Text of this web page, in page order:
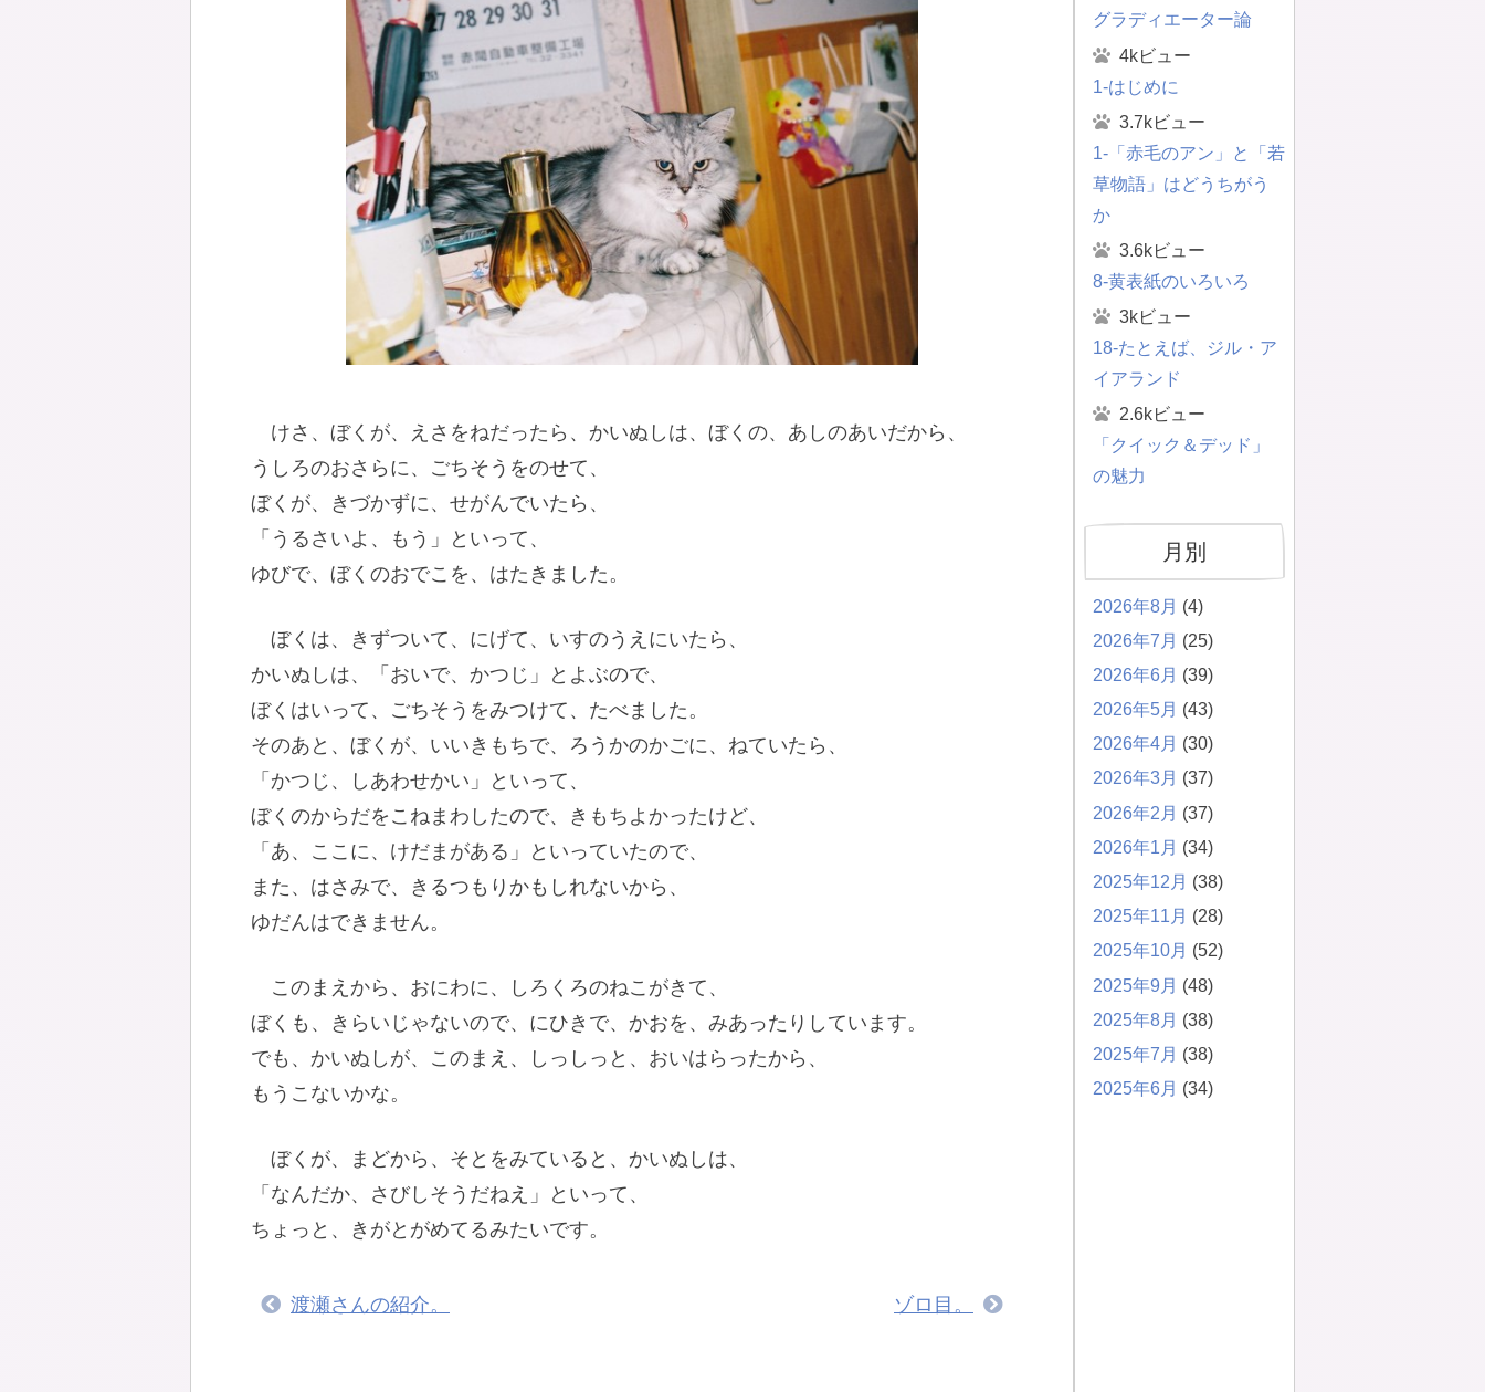
けさ、ぼくが、えさをねだったら、かいぬしは、ぼくの、あしのあいだから、
うしろのおさらに、ごちそうをのせて、
ぼくが、きづかずに、せがんでいたら、
「うるさいよ、もう」といって、
ゆびで、ぼくのおでこを、はたきました。
ぼくは、きずついて、にげて、いすのうえにいたら、
かいぬしは、「おいで、かつじ」とよぶので、
ぼくはいって、ごちそうをみつけて、たべました。
そのあと、ぼくが、いいきもちで、ろうかのかごに、ねていたら、
「かつじ、しあわせかい」といって、
ぼくのからだをこねまわしたので、きもちよかったけど、
「あ、ここに、けだまがある」といっていたので、
また、はさみで、きるつもりかもしれないから、
ゆだんはできません。
このまえから、おにわに、しろくろのねこがきて、
ぼくも、きらいじゃないので、にひきで、かおを、みあったりしています。
でも、かいぬしが、このまえ、しっしっと、おいはらったから、
もうこないかな。
ぼくが、まどから、そとをみていると、かいぬしは、
「なんだか、さびしそうだねえ」といって、
ちょっと、きがとがめてるみたいです。
渡瀬さんの紹介。 ゾロ目。
グラディエーター論
4kビュー
1-はじめに
3.7kビュー
1-「赤毛のアン」と「若
草物語」はどうちがう
か
3.6kビュー
8-黄表紙のいろいろ
3kビュー
18-たとえば、ジル・ア
イアランド
2.6kビュー
「クイック＆デッド」
の魅力
月別
2026年8月 (4)
2026年7月 (25)
2026年6月 (39)
2026年5月 (43)
2026年4月 (30)
2026年3月 (37)
2026年2月 (37)
2026年1月 (34)
2025年12月 (38)
2025年11月 (28)
2025年10月 (52)
2025年9月 (48)
2025年8月 (38)
2025年7月 (38)
2025年6月 (34)